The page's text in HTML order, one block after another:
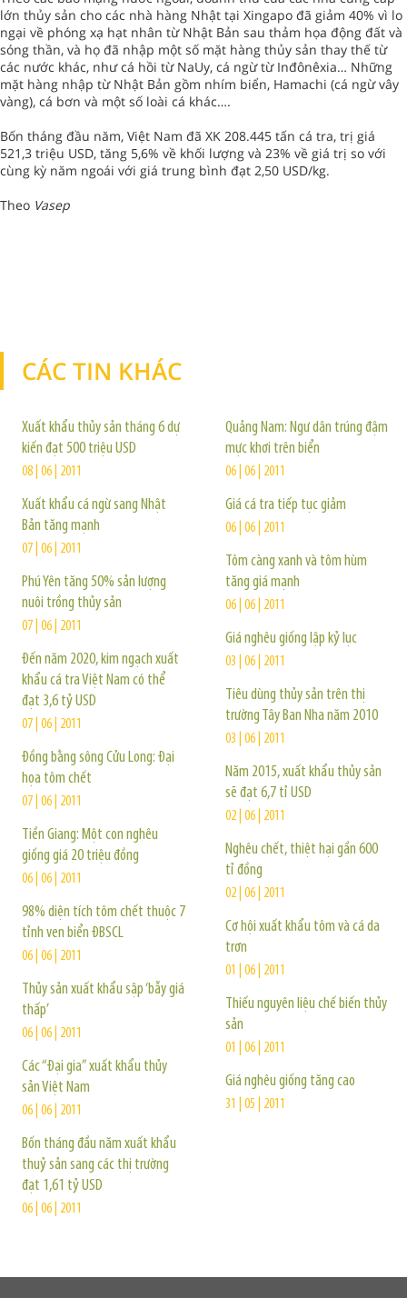
lớn thủy sản cho các nhà hàng Nhật tại Xingapo đã giảm 40% vì lo
ngại về phóng xạ hạt nhân từ Nhật Bản sau thảm họa động đất và
sóng thần, và họ đã nhập một số mặt hàng thủy sản thay thế từ
các nước khác, như cá hồi từ NaUy, cá ngừ từ Inđônêxia… Những
mặt hàng nhập từ Nhật Bản gồm nhím biển, Hamachi (cá ngừ vây
vàng), cá bơn và một số loài cá khác….
Bốn tháng đầu năm, Việt Nam đã XK 208.445 tấn cá tra, trị giá
521,3 triệu USD, tăng 5,6% về khối lượng và 23% về giá trị so với
cùng kỳ năm ngoái với giá trung bình đạt 2,50 USD/kg.
Theo Vasep
CÁC TIN KHÁC
Xuất khẩu thủy sản tháng 6 dự
kiến đạt 500 triệu USD
08 | 06 | 2011
Xuất khẩu cá ngừ sang Nhật
Bản tăng mạnh
07 | 06 | 2011
Phú Yên tăng 50% sản lượng
nuôi trồng thủy sản
07 | 06 | 2011
Đến năm 2020, kim ngạch xuất
khẩu cá tra Việt Nam có thể
đạt 3,6 tỷ USD
07 | 06 | 2011
Đồng bằng sông Cửu Long: Đại
họa tôm chết
07 | 06 | 2011
Tiền Giang: Một con nghêu
giống giá 20 triệu đồng
06 | 06 | 2011
98% diện tích tôm chết thuộc 7
tỉnh ven biển ĐBSCL
06 | 06 | 2011
Thủy sản xuất khẩu sập ‘bẫy giá
thấp’
06 | 06 | 2011
Các “Đại gia” xuất khẩu thủy
sản Việt Nam
06 | 06 | 2011
Bốn tháng đầu năm xuất khẩu
thuỷ sản sang các thị trường
đạt 1,61 tỷ USD
06 | 06 | 2011
Quảng Nam: Ngư dân trúng đậm
mực khơi trên biển
06 | 06 | 2011
Giá cá tra tiếp tục giảm
06 | 06 | 2011
Tôm càng xanh và tôm hùm
tăng giá mạnh
06 | 06 | 2011
Giá nghêu giống lập kỷ lục
03 | 06 | 2011
Tiêu dùng thủy sản trên thị
trường Tây Ban Nha năm 2010
03 | 06 | 2011
Năm 2015, xuất khẩu thủy sản
sẽ đạt 6,7 tỉ USD
02 | 06 | 2011
Nghêu chết, thiệt hại gần 600
tỉ đồng
02 | 06 | 2011
Cơ hội xuất khẩu tôm và cá da
trơn
01 | 06 | 2011
Thiếu nguyên liệu chế biến thủy
sản
01 | 06 | 2011
Giá nghêu giống tăng cao
31 | 05 | 2011